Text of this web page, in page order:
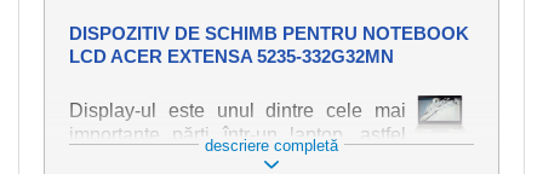
DISPOZITIV DE SCHIMB PENTRU NOTEBOOK
LCD ACER EXTENSA 5235-332G32MN
Display-ul este unul dintre cele mai
importante părți într-un laptop, astfel
încât ne străduim să oferim piese de
descriere completă